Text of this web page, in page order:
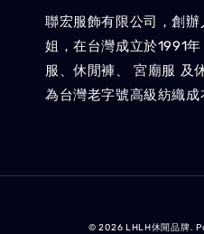
聯宏服飾有限公司，創
姐，在台灣成立於1991
服、休閒褲、 宮廟服 及
為台灣老字號高級紡織成
© 2026 LHLH休閒品牌.